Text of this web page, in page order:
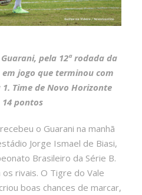
pela 12ª rodada da
em jogo que terminou com
Time de Novo Horizonte
pontos
o Guarani na manhã
Jorge Ismael de Biasi,
Brasileiro da Série B.
rivais. O Tigre do Vale
boas chances de marcar,